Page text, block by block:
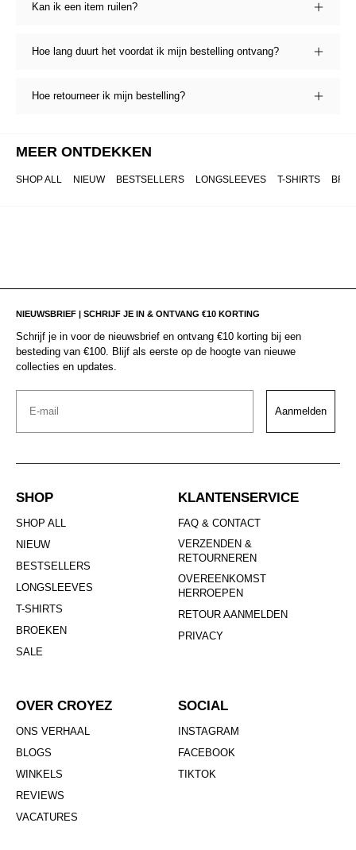
Kan ik een item ruilen?
Hoe lang duurt het voordat ik mijn bestelling ontvang?
Hoe retourneer ik mijn bestelling?
MEER ONTDEKKEN
SHOP ALL NIEUW BESTSELLERS LONGSLEEVES T-SHIRTS
NIEUWSBRIEF | SCHRIJF JE IN & ONTVANG €10 KORTING
Schrijf je in voor de nieuwsbrief en ontvang €10 korting bij een
besteding van €100. Blijf als eerste op de hoogte van nieuwe
collecties en updates.
Email
Aanmelden
SHOP
SHOP ALL
NIEUW
BESTSELLERS
LONGSLEEVES
T-SHIRTS
BROEKEN
SALE
KLANTENSERVICE
FAQ & CONTACT
VERZENDEN &
RETOURNEREN
OVEREENKOMST
HERROEPEN
RETOUR AANMELDEN
PRIVACY
OVER CROYEZ
ONS VERHAAL
BLOGS
WINKELS
REVIEWS
VACATURES
SOCIAL
INSTAGRAM
FACEBOOK
TIKTOK